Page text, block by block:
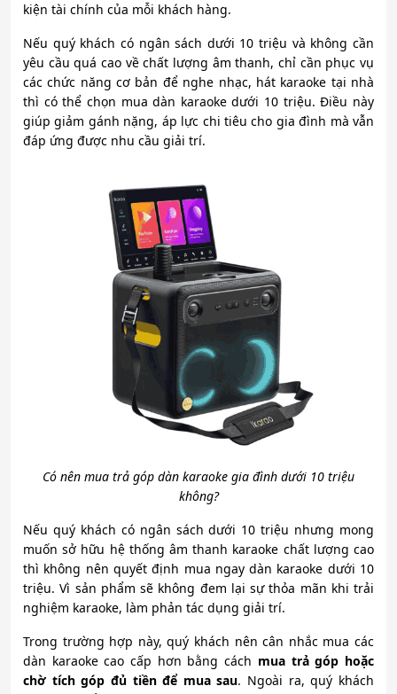
kiện tài chính của mỗi khách hàng.
Nếu quý khách có ngân sách dưới 10 triệu và không cần
yêu cầu quá cao về chất lượng âm thanh, chỉ cần phục vụ
các chức năng cơ bản để nghe nhạc, hát karaoke tại nhà
thì có thể chọn mua dàn karaoke dưới 10 triệu. Điều này
giúp giảm gánh nặng, áp lực chi tiêu cho gia đình mà vẫn
đáp ứng được nhu cầu giải trí.
Có nên mua trả góp dàn karaoke gia đình dưới 10 triệu
không?
Nếu quý khách có ngân sách dưới 10 triệu nhưng mong
muốn sở hữu hệ thống âm thanh karaoke chất lượng cao
thì không nên quyết định mua ngay dàn karaoke dưới 10
triệu. Vì sản phẩm sẽ không đem lại sự thỏa mãn khi trải
nghiệm karaoke, làm phản tác dụng giải trí.
Trong trường hợp này, quý khách nên cân nhắc mua các
dàn karaoke cao cấp hơn bằng cách mua trả góp hoặc
chờ tích góp đủ tiền để mua sau. Ngoài ra, quý khách